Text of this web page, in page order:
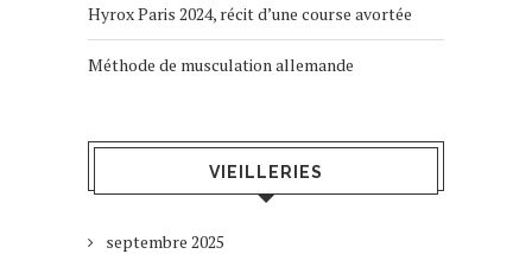
Hyrox Paris 2024, récit d’une course avortée
Méthode de musculation allemande
VIEILLERIES
septembre 2025